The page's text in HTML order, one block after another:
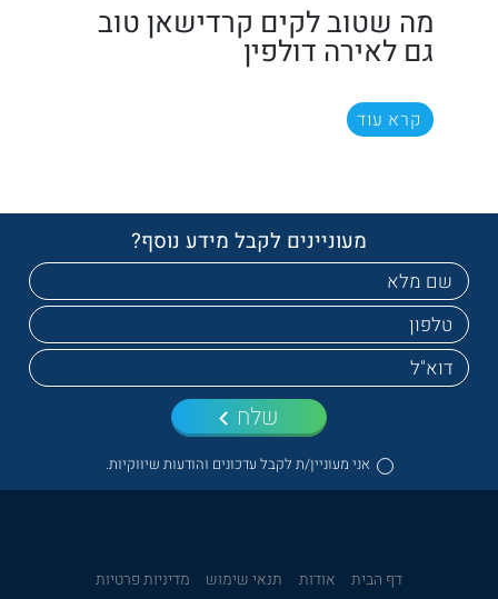
מה שטוב לקים קרדישאן טוב
גם לאירה דולפין
קרא עוד
מעוניינים לקבל מידע נוסף?
אני מעוניין/ת לקבל עדכונים והודעות שיווקיות.
שלח
דף הבית אודות תנאי שימוש
מדיניות פרטיות